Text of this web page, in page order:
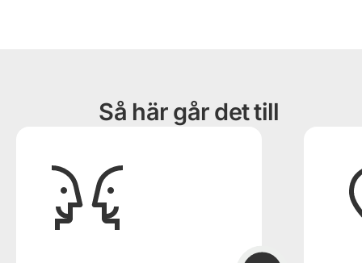
Så här går det till